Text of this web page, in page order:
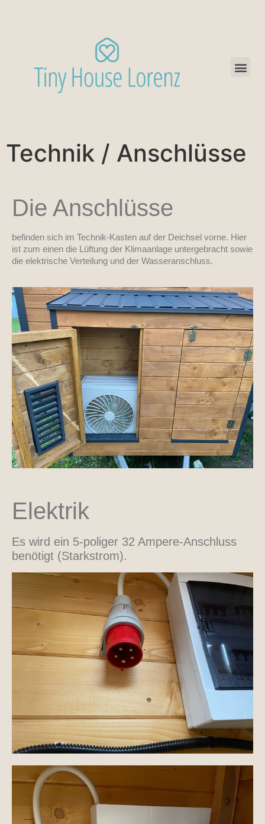
Technik / Anschlüsse
Die Anschlüsse
befinden sich im Technik-Kasten auf der Deichsel vorne. Hier
ist zum einen die Lüftung der Klimaanlage untergebracht sowie
die elektrische Verteilung und der Wasseranschluss.
Elektrik
Es wird ein 5-poliger 32 Ampere-Anschluss
benötigt (Starkstrom).